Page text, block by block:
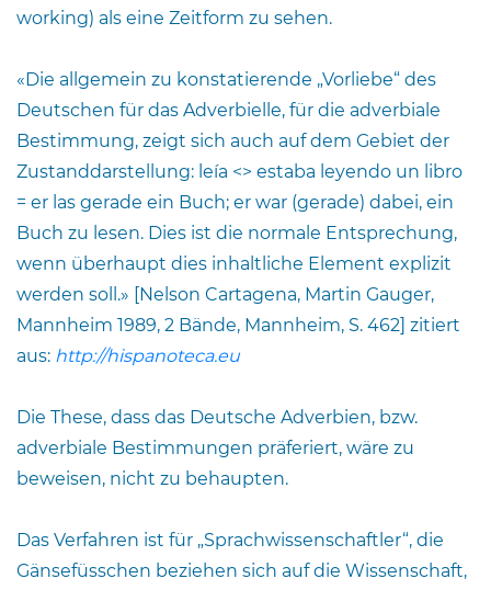
working) als eine Zeitform zu sehen.
«Die allgemein zu konstatierende „Vorliebe“ des
Deutschen für das Adverbielle, für die adverbiale
Bestimmung, zeigt sich auch auf dem Gebiet der
Zustanddarstellung: leía <> estaba leyendo un libro
= er las gerade ein Buch; er war (gerade) dabei, ein
Buch zu lesen. Dies ist die normale Entsprechung,
wenn überhaupt dies inhaltliche Element explizit
werden soll.» [Nelson Cartagena, Martin Gauger,
Mannheim 1989, 2 Bände, Mannheim, S. 462] zitiert
aus: http://hispanoteca.eu
Die These, dass das Deutsche Adverbien, bzw.
adverbiale Bestimmungen präferiert, wäre zu
beweisen, nicht zu behaupten.
Das Verfahren ist für „Sprachwissenschaftler“, die
Gänsefüsschen beziehen sich auf die Wissenschaft,